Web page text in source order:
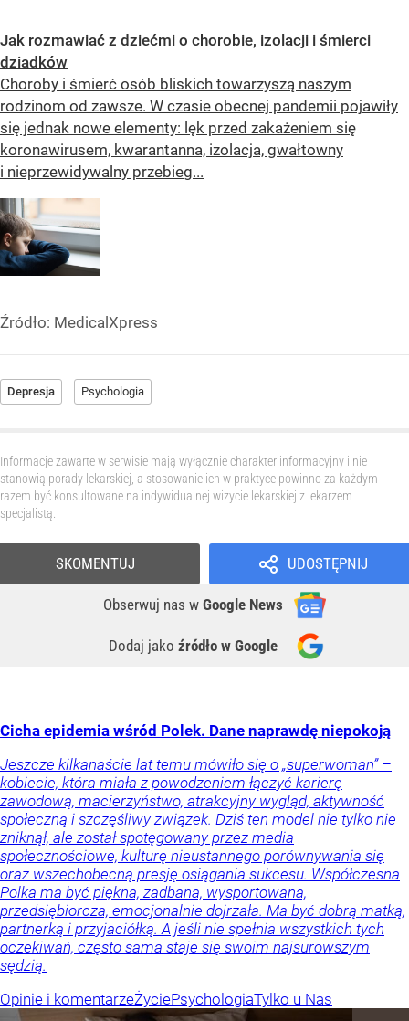
Jak rozmawiać z dziećmi o chorobie, izolacji i śmierci
dziadków
Choroby i śmierć osób bliskich towarzyszą naszym
rodzinom od zawsze. W czasie obecnej pandemii pojawiły
się jednak nowe elementy: lęk przed zakażeniem się
koronawirusem, kwarantanna, izolacja, gwałtowny
i nieprzewidywalny przebieg...
Źródło: MedicalXpress
Depresja Psychologia
Informacje zawarte w serwisie mają wyłącznie charakter informacyjny i nie
stanowią porady lekarskiej, a stosowanie ich w praktyce powinno za każdym
razem być konsultowane na indywidualnej wizycie lekarskiej z lekarzem
specjalistą.
UDOSTĘPNIJ
Obserwuj nas w Google News
Dodaj jako źródło w Google
SKOMENTUJ
Cicha epidemia wśród Polek. Dane naprawdę niepokoją
Jeszcze kilkanaście lat temu mówiło się o „superwoman” –
kobiecie, która miała z powodzeniem łączyć karierę
zawodową, macierzyństwo, atrakcyjny wygląd, aktywność
społeczną i szczęśliwy związek. Dziś ten model nie tylko nie
zniknął, ale został spotęgowany przez media
społecznościowe, kulturę nieustannego porównywania się
oraz wszechobecną presję osiągania sukcesu. Współczesna
Polka ma być piękna, zadbana, wysportowana,
przedsiębiorcza, emocjonalnie dojrzała. Ma być dobrą matką,
partnerką i przyjaciółką. A jeśli nie spełnia wszystkich tych
oczekiwań, często sama staje się swoim najsurowszym
sędzią.
Opinie i komentarzeŻyciePsychologiaTylko u Nas